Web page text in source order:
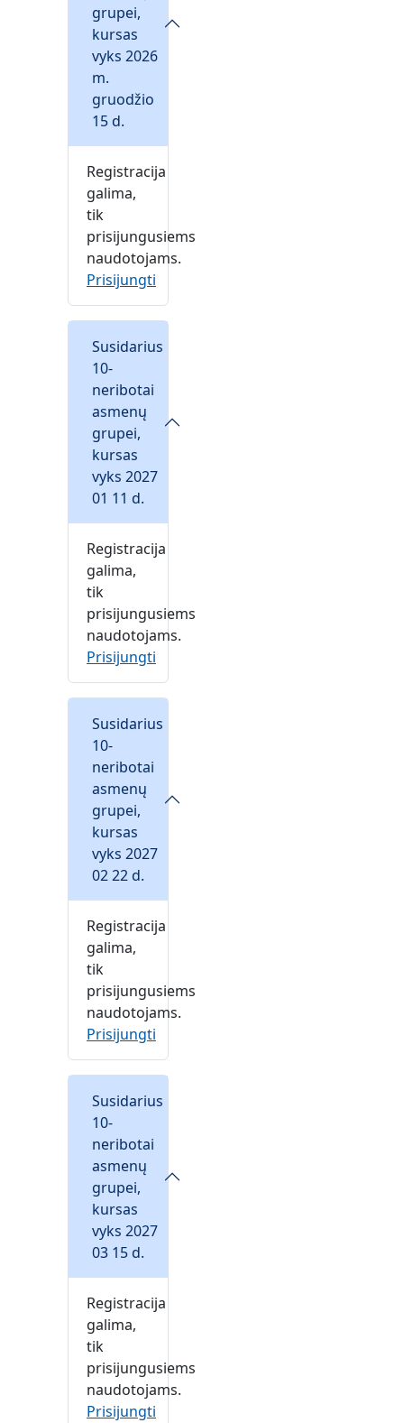
grupei,
kursas
vyks 2026
m.
gruodžio
15 d.
Registracija
galima,
tik
prisijungusiems
naudotojams.
Prisijungti
Susidarius
10-
neribotai
asmenų
grupei,
kursas
vyks 2027
01 11 d.
Registracija
galima,
tik
prisijungusiems
naudotojams.
Prisijungti
Susidarius
10-
neribotai
asmenų
grupei,
kursas
vyks 2027
02 22 d.
Registracija
galima,
tik
prisijungusiems
naudotojams.
Prisijungti
Susidarius
10-
neribotai
asmenų
grupei,
kursas
vyks 2027
03 15 d.
Registracija
galima,
tik
prisijungusiems
naudotojams.
Prisijungti